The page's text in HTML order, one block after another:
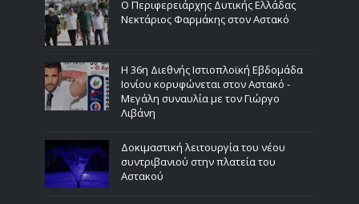
Ο Περιφερειάρχης Δυτικής Ελλάδας
Νεκτάριος Φαρμάκης στον Αστακό
Η 36η Διεθνής Ιστιοπλοϊκή Εβδομάδα
Ιονίου κορυφώνεται στον Αστακό -
Μεγάλη συναυλία με τον Γιώργο
Λιβάνη
Δοκιμαστική λειτουργία του νέου
συντριβανιού στην πλατεία του
Αστακού